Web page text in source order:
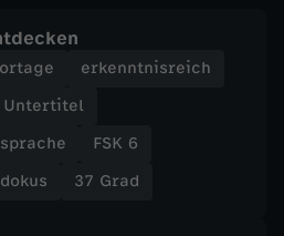
erkenntnisreich
Untertitel
FSK 6
37 Grad